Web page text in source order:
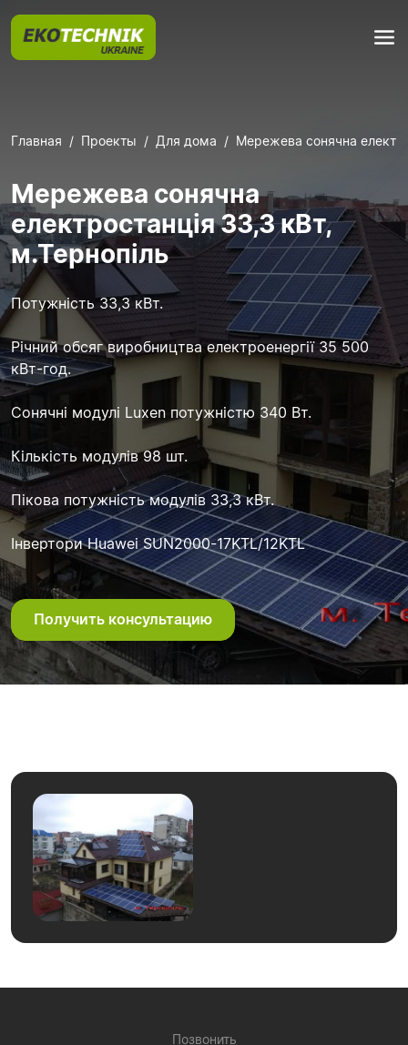
Главная Проекты Для дома Мережева сонячна
Мережева сонячна
електростанція 33,3 кВт,
м.Тернопіль
Потужність 33,3 кВт.
Річний обсяг виробництва електроенергії 35 500
кВт-год.
Сонячні модулі Luxen потужністю 340 Вт.
Кількість модулів 98 шт.
Пікова потужність модулів 33,3 кВт.
Інвертори Huawei SUN2000-17KTL/12KTL
Получить консультацию
Позвонить